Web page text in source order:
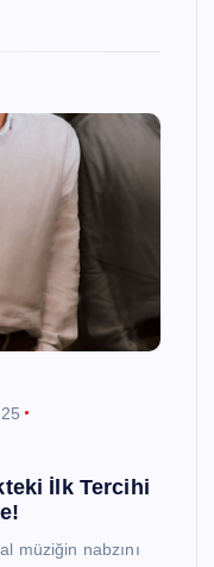
İlk Tercihi
müziğin nabzını